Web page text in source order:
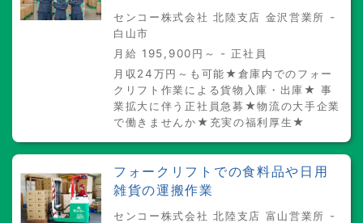
センコー株式会社 北陸支店 金沢営業所 -
白山市
月給 195,900円～ - 正社員
月収24万円～も可能★倉庫内でのフォー
クリフト作業による貨物入庫・出庫★ 事
業拡大に伴う正社員急募★物流の大手企業
で働きませんか★充実の福利厚生★
フォークリフトでの食料品や日用
雑貨の運搬作業
センコー株式会社 北陸支店 富山営業所 -